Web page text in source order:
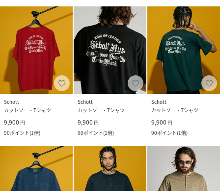
Schott
カットソー・Tシャツ
9,900 円
90ポイント(1倍)
Schott
カットソー・Tシャツ
9,900 円
90ポイント(1倍)
Schott
カットソー・Tシャツ
9,900 円
90ポイント(1倍)